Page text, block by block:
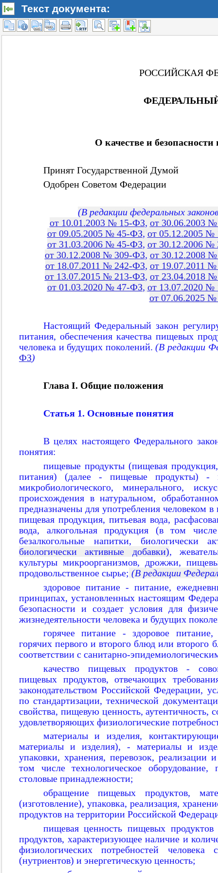
Текст документа: